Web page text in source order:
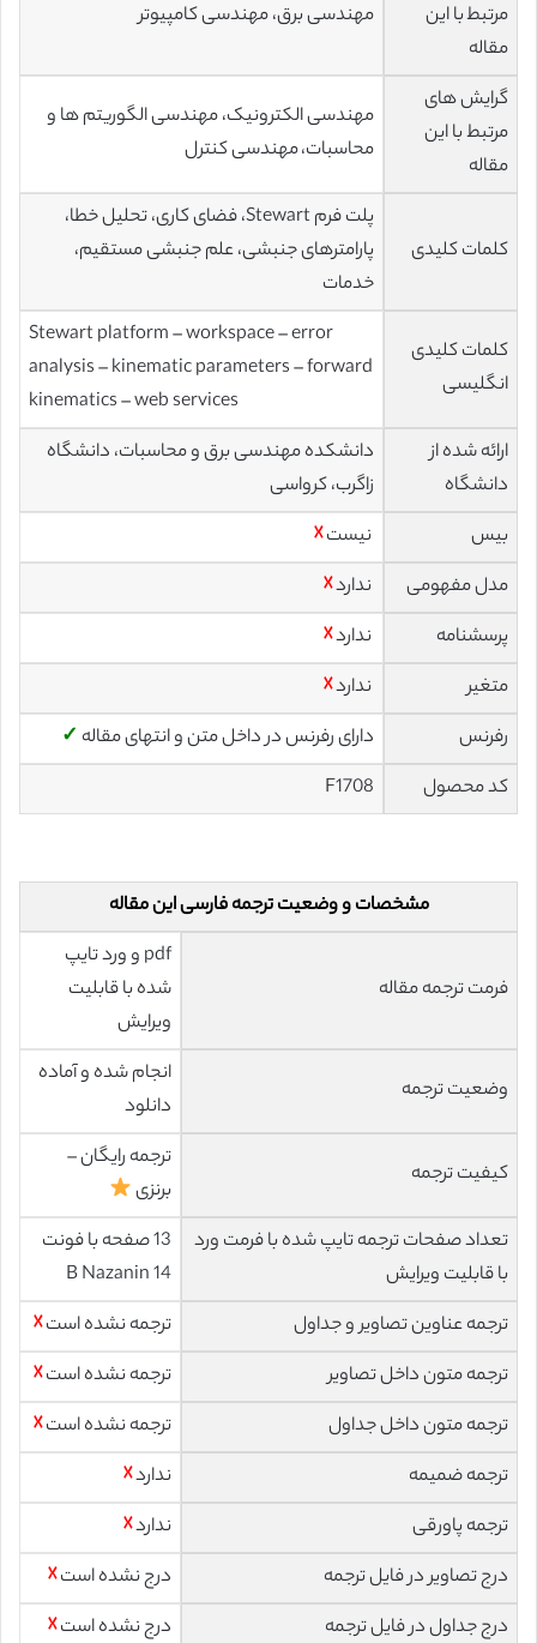
مرتبط با این
مقاله
مهندسی برق، مهندسی کامپیوتر
گرایش های
مرتبط با این
مقاله
مهندسی الکترونیک، مهندسی الگوریتم ها و
محاسبات، مهندسی کنترل
کلمات کلیدی
پلت فرم Stewart، فضای کاری، تحلیل خطا،
پارامترهای جنبشی، علم جنبشی مستقیم،
خدمات
کلمات کلیدی
انگلیسی
Stewart platform – workspace – error
analysis – kinematic parameters – forward
kinematics – web services
ارائه شده از
دانشگاه
دانشکده مهندسی برق و محاسبات، دانشگاه
زاگرب، کرواسی
بیس
نیست☓
مدل مفهومی
ندارد☓
پرسشنامه
ندارد☓
متغیر
ندارد☓
رفرنس
دارای رفرنس در داخل متن و انتهای مقاله ✓
کد محصول
F1708
مشخصات و وضعیت ترجمه فارسی این مقاله
فرمت ترجمه مقاله
pdf و ورد تایپ
شده با قابلیت
ویرایش
وضعیت ترجمه
انجام شده و آماده
دانلود
کیفیت ترجمه
ترجمه رایگان –
برنزی
تعداد صفحات ترجمه تایپ شده با فرمت ورد
با قابلیت ویرایش
13 صفحه با فونت
14 B Nazanin
ترجمه عناوین تصاویر و جداول
ترجمه نشده است☓
ترجمه متون داخل تصاویر
ترجمه نشده است☓
ترجمه متون داخل جداول
ترجمه نشده است☓
ترجمه ضمیمه
ندارد☓
ترجمه پاورقی
ندارد☓
درج تصاویر در فایل ترجمه
درج نشده است☓
درج جداول در فایل ترجمه
درج نشده است☓